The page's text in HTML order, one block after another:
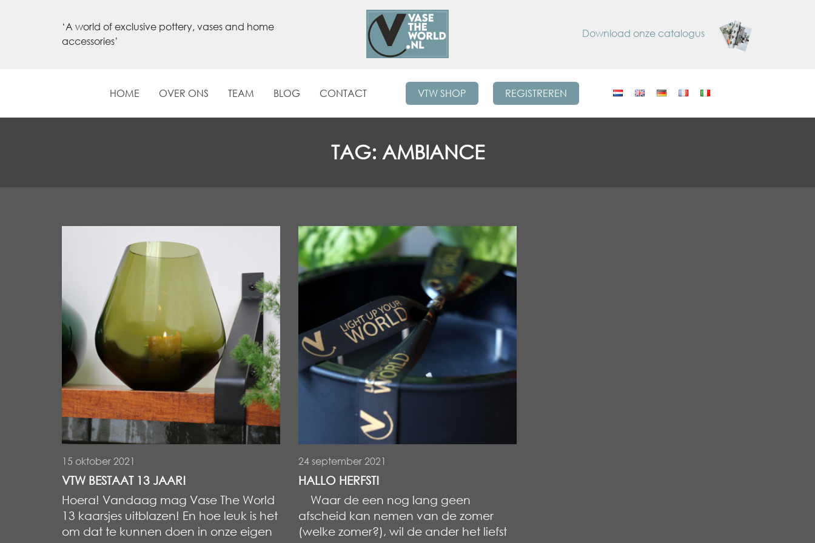
‘A world of exclusive pottery, vases and home
accessories’
Download onze catalogus
HOME OVER ONS TEAM BLOG CONTACT VTW SHOP REGISTREREN
TAG: AMBIANCE
15 oktober 2021
VTW BESTAAT 13 JAAR!
Hoera! Vandaag mag Vase The World
13 kaarsjes uitblazen! En hoe leuk is het
om dat te kunnen doen in onze eigen
24 september 2021
HALLO HERFST!
Waar de een nog lang geen
afscheid kan nemen van de zomer
(welke zomer?), wil de ander het liefst